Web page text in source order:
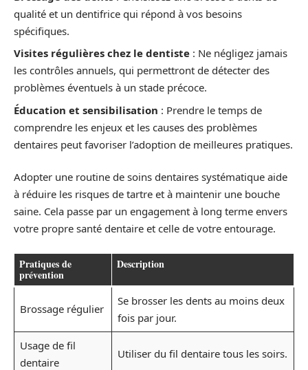
qualité et un dentifrice qui répond à vos besoins
spécifiques.
Visites régulières chez le dentiste : Ne négligez jamais
les contrôles annuels, qui permettront de détecter des
problèmes éventuels à un stade précoce.
Éducation et sensibilisation : Prendre le temps de
comprendre les enjeux et les causes des problèmes
dentaires peut favoriser l’adoption de meilleures pratiques.
Adopter une routine de soins dentaires systématique aide
à réduire les risques de tartre et à maintenir une bouche
saine. Cela passe par un engagement à long terme envers
votre propre santé dentaire et celle de votre entourage.
Pratiques de
prévention
Description
Brossage régulier
Se brosser les dents au moins deux
fois par jour.
Usage de fil
dentaire
Utiliser du fil dentaire tous les soirs.